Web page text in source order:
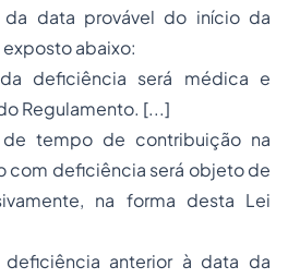
da data provável do início da
abaixo:
deficiência será médica e
Regulamento. [...]
tempo de contribuição na
com deficiência será objeto de
na forma desta Lei
anterior à data da